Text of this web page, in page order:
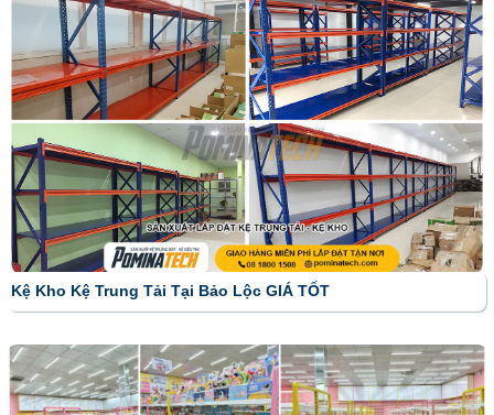
Kệ Kho Kệ Trung Tải Tại Bảo Lộc GIÁ TỐT